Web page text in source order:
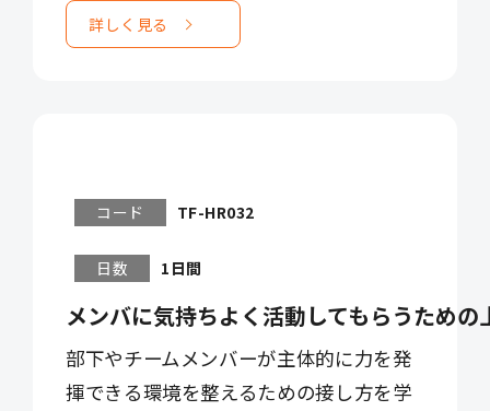
詳しく見る
コード TF-HR032
日数 1日間
メンバに気持ちよく活動してもらうための
部下やチームメンバーが主体的に力を発
揮できる環境を整えるための接し方を学